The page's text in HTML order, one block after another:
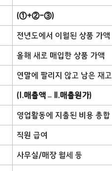
(①+②-③)
전년도에서 이월된 상품 가액
올해 새로 매입한 상품 가액
연말에 팔리지 않고 남은 재고
(Ⅰ.매출액 – Ⅱ.매출원가)
영업활동에 지출된 비용 총합
직원 급여
사무실/매장 월세 등